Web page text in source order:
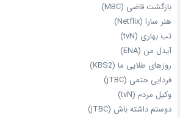
بازگشت قاضی (MBC)
هنر سارا (Netflix)
تب بهاری (tvN)
آیدل من (ENA)
روزهای طلایی ما (KBS2)
فردایی حتمی (jTBC)
وکیل مردم (tvN)
دوستم داشته باش (jTBC)